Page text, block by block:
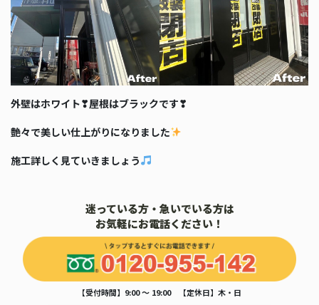
外壁はホワイト❣屋根はブラックです❣
艶々で美しい仕上がりになりました
施工詳しく見ていきましょう
迷っている方・急いでいる方は
お気軽にお電話ください！
【受付時間】9:00 ～ 19:00 【定休日】木・日